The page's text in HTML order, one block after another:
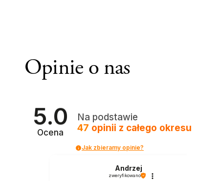
Opinie o nas
5.0
Ocena
Na podstawie
47 opinii z całego okresu
Jak zbieramy opinie?
Andrzej
zweryfikowano